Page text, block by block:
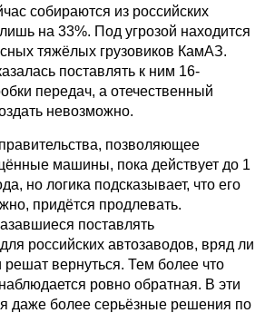
собираются из российских
на 33%. Под угрозой находится
тяжёлых грузовиков КамАЗ.
поставлять к ним 16-
передач, а отечественный
невозможно.
позволяющее
машины, пока действует до 1
но логика подсказывает, что его
придётся продлевать.
поставлять
российских автозаводов, вряд ли
решат вернуться. Тем более что
ровно обратная. В эти
даже более серьёзные решения по